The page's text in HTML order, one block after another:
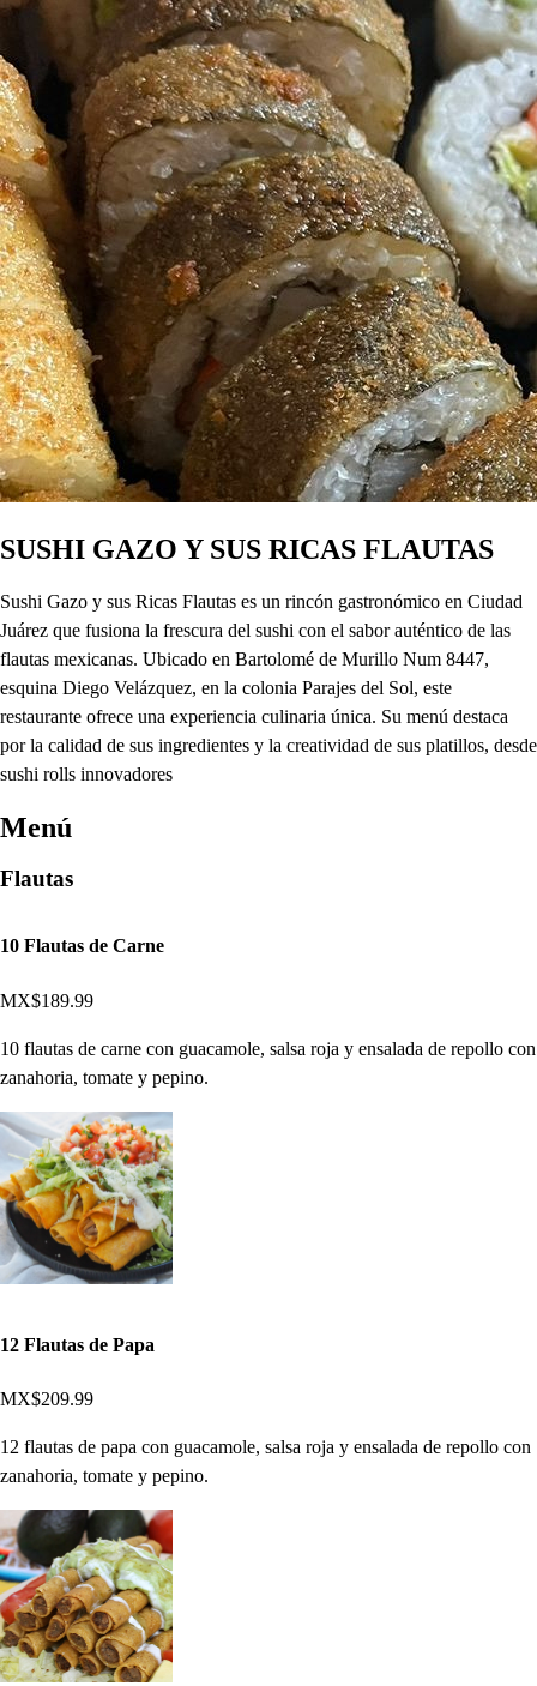
SUSHI GAZO Y SUS RICAS FLAUTAS
Sushi Gazo y sus Ricas Flautas es un rincón gastronómico en Ciudad
Juárez que fusiona la frescura del sushi con el sabor auténtico de las
flautas mexicanas. Ubicado en Bartolomé de Murillo Num 8447,
esquina Diego Velázquez, en la colonia Parajes del Sol, este
restaurante ofrece una experiencia culinaria única. Su menú destaca
por la calidad de sus ingredientes y la creatividad de sus platillos, desde
sushi rolls innovadores
Menú
Flautas
10 Flautas de Carne
MX$189.99
10 flautas de carne con guacamole, salsa roja y ensalada de repollo con
zanahoria, tomate y pepino.
12 Flautas de Papa
MX$209.99
12 flautas de papa con guacamole, salsa roja y ensalada de repollo con
zanahoria, tomate y pepino.